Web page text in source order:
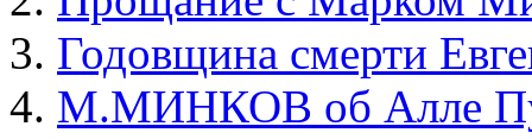
Годовщина смерти
М.МИНКОВ об Алле